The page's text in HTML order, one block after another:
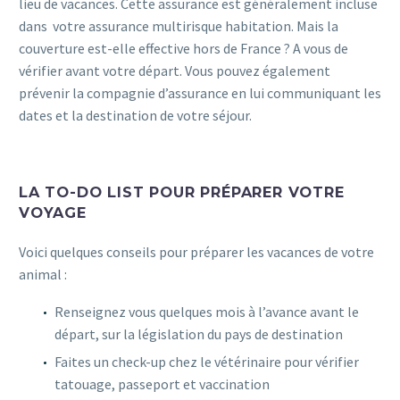
lieu de vacances. Cette assurance est généralement incluse
dans votre assurance multirisque habitation. Mais la
couverture est-elle effective hors de France ? A vous de
vérifier avant votre départ. Vous pouvez également
prévenir la compagnie d’assurance en lui communiquant les
dates et la destination de votre séjour.
LA TO-DO LIST POUR PRÉPARER VOTRE
VOYAGE
Voici quelques conseils pour préparer les vacances de votre
animal :
Renseignez vous quelques mois à l’avance avant le
départ, sur la législation du pays de destination
Faites un check-up chez le vétérinaire pour vérifier
tatouage, passeport et vaccination